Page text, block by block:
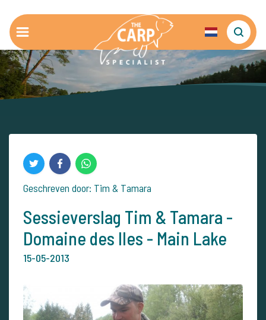
Geschreven door: Tim & Tamara
Sessieverslag Tim & Tamara -
Domaine des Iles - Main Lake
15-05-2013